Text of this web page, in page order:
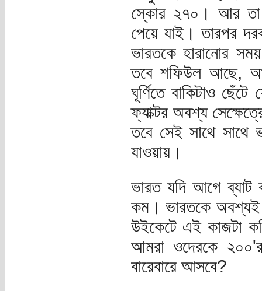
স্কোর ২৭০। আর তা
পেয়ে যাই। তারপর
ভারতকে হারানোর
তবে শফিউল আছে,
ঘূর্ণিতে বাকিটাও
ফ্যাক্টর অবশ্য
তবে সেই সাথে সাথে
যাওয়ায়।
ভারত যদি আগে ব্যাট
কম। ভারতকে অবশ্যই
উইকেটে এই কাজটা
আমরা ওদেরকে
বারেবারে আসবে?